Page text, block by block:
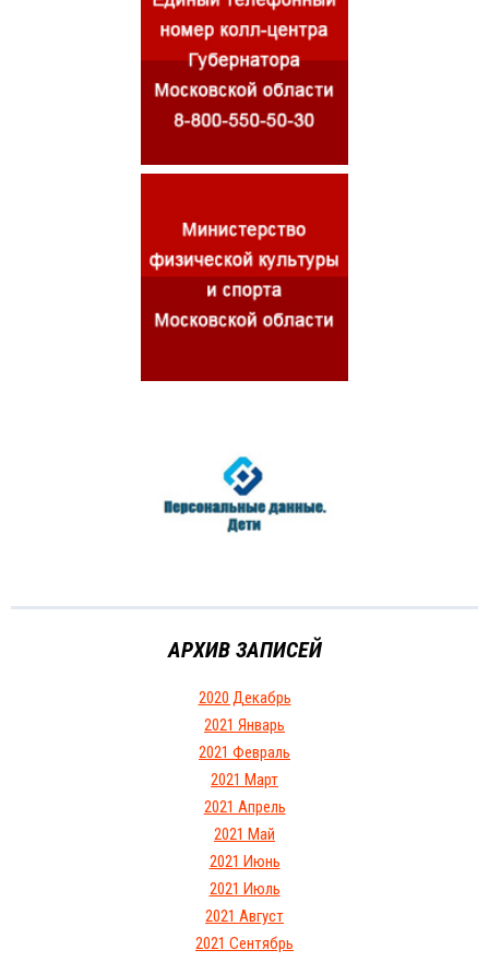
АРХИВ ЗАПИСЕЙ
2020 Декабрь
2021 Январь
2021 Февраль
2021 Март
2021 Апрель
2021 Май
2021 Июнь
2021 Июль
2021 Август
2021 Сентябрь